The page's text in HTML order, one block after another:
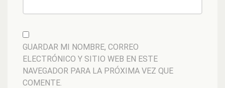
GUARDAR MI NOMBRE, CORREO
ELECTRÓNICO Y SITIO WEB EN ESTE
NAVEGADOR PARA LA PRÓXIMA VEZ QUE
COMENTE.